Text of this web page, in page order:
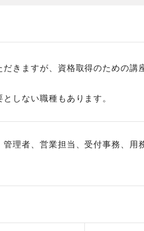
福利厚生
職場データ
きますが、資格取得のための講
しない職種もあります。
理者、営業担当、受付事務、用